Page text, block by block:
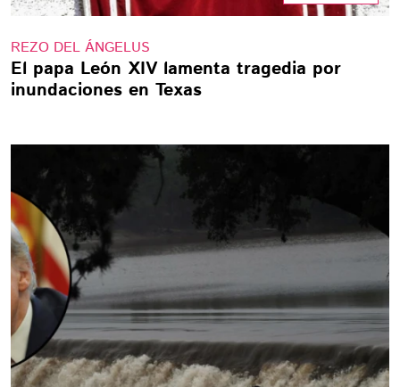
REZO DEL ÁNGELUS
El papa León XIV lamenta tragedia por
inundaciones en Texas